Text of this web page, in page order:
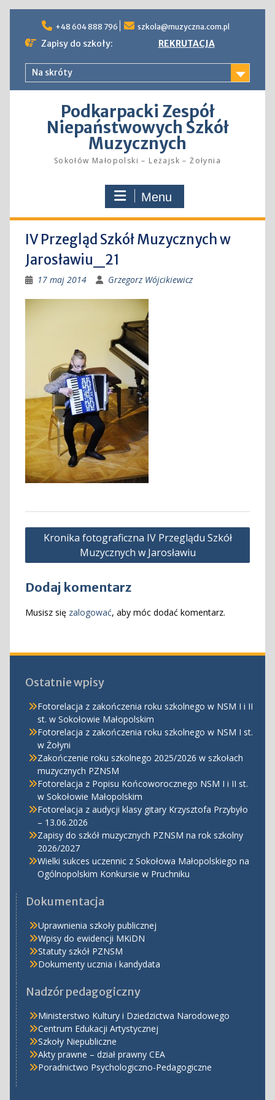
content
+48 604 888 796 szkola@muzyczna.com.pl
Zapisy do szkoły: REKRUTACJA
Na skróty
Podkarpacki Zespół
Niepaństwowych Szkół
Muzycznych
Sokołów Małopolski – Leżajsk – Żołynia
Menu
IV Przegląd Szkół Muzycznych w
Jarosławiu_21
17 maj 2014 Grzegorz Wójcikiewicz
Nawigacja
Kronika fotograficzna IV Przeglądu Szkół
Muzycznych w Jarosławiu
Dodaj komentarz
Musisz się zalogować, aby móc dodać komentarz.
Ostatnie wpisy
Fotorelacja z zakończenia roku szkolnego w NSM I i II
st. w Sokołowie Małopolskim
Fotorelacja z zakończenia roku szkolnego w NSM I st.
w Żołyni
Zakończenie roku szkolnego 2025/2026 w szkołach
muzycznych PZNSM
Fotorelacja z Popisu Końcoworocznego NSM I i II st.
w Sokołowie Małopolskim
Fotorelacja z audycji klasy gitary Krzysztofa Przybyło
– 13.06.2026
Zapisy do szkół muzycznych PZNSM na rok szkolny
2026/2027
Wielki sukces uczennic z Sokołowa Małopolskiego na
Ogólnopolskim Konkursie w Pruchniku
Dokumentacja
Uprawnienia szkoły publicznej
Wpisy do ewidencji MKiDN
Statuty szkół PZNSM
Dokumenty ucznia i kandydata
Nadzór pedagogiczny
Ministerstwo Kultury i Dziedzictwa Narodowego
Centrum Edukacji Artystycznej
Szkoły Niepubliczne
Akty prawne – dział prawny CEA
Poradnictwo Psychologiczno-Pedagogiczne